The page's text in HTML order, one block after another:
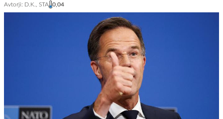
Avtorji: D.K., STA 0,04